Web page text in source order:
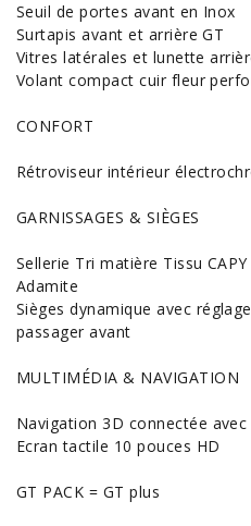
Seuil de portes avant en Inox
Surtapis avant et arrière GT
Vitres latérales et lunette
Volant compact cuir fleur
CONFORT
Rétroviseur intérieur
GARNISSAGES & SIÈGES
Sellerie Tri matière Tissu
Adamite
Sièges dynamique avec
passager avant
MULTIMÉDIA & NAVIGATION
Navigation 3D connectée
Ecran tactile 10 pouces HD
GT PACK = GT plus